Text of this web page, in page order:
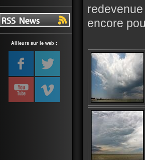
Ailleurs sur le web :
encore